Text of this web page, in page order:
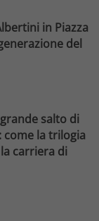
in Piazza
del
salto di
come la trilogia
carriera di